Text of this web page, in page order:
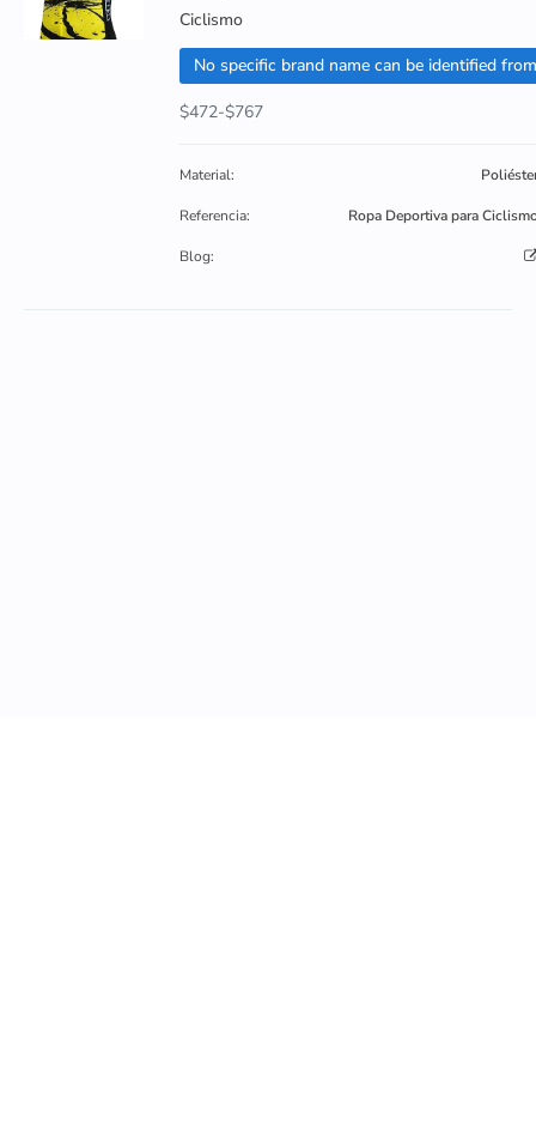
Ciclismo
$472-$767
Material:
Referencia: Ropa Deportiva para
Blog: